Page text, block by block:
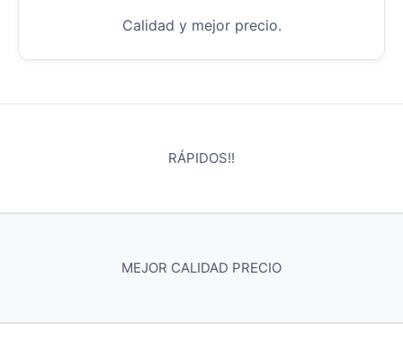
Calidad y mejor precio.
RÁPIDOS!!
MEJOR CALIDAD PRECIO